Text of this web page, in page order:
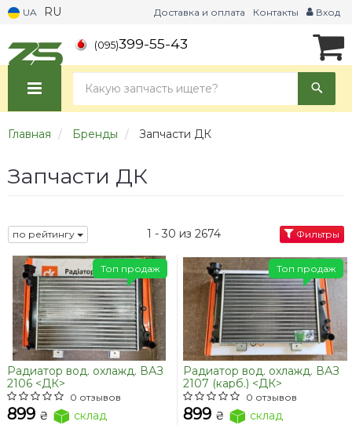
UA RU Доставка и оплата Контакты Вход
(095)399-55-43
Главная Бренды Запчасти ДК
Запчасти ДК
по рейтингу 1 - 30 из 2674 Фильтры
Радиатор вод. охлажд. ВАЗ
2106 <ДК>
0 отзывов
899 ₴ склад
Топ продаж
Радиатор вод. охлажд. ВАЗ
2107 (карб.) <ДК>
0 отзывов
899 ₴ склад
Топ продаж